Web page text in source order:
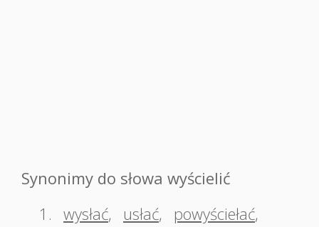
Synonimy do słowa wyścielić
1. wysłać, usłać, powyściełać,